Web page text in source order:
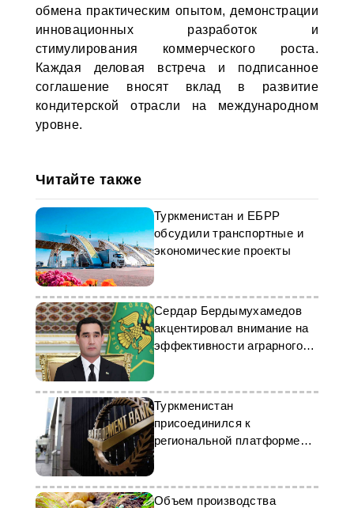
обмена практическим опытом, демонстрации
инновационных разработок и
стимулирования коммерческого роста.
Каждая деловая встреча и подписанное
соглашение вносят вклад в развитие
кондитерской отрасли на международном
уровне.
Читайте также
Туркменистан и ЕБРР
обсудили транспортные и
экономические проекты
Сердар Бердымухамедов
акцентировал внимание на
эффективности аграрного
сектора
Туркменистан
присоединился к
региональной платформе
АБР для «зеленых»
инвестиций
Объем производства